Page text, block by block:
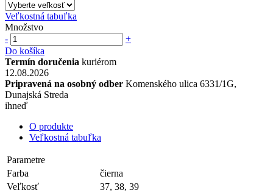
Veľkostná tabuľka
Množstvo
-
+
Do košíka
Termín doručenia kuriérom
12.08.2026
Pripravená na osobný odber Komenského ulica 6331/1G,
Dunajská Streda
ihneď
O produkte
Veľkostná tabuľka
Parametre
Farba
čierna
Veľkosť
37, 38, 39